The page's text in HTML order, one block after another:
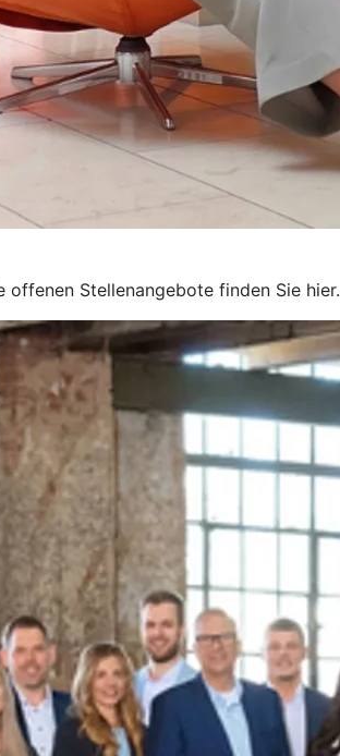
offenen Stellenangebote finden Sie hier.